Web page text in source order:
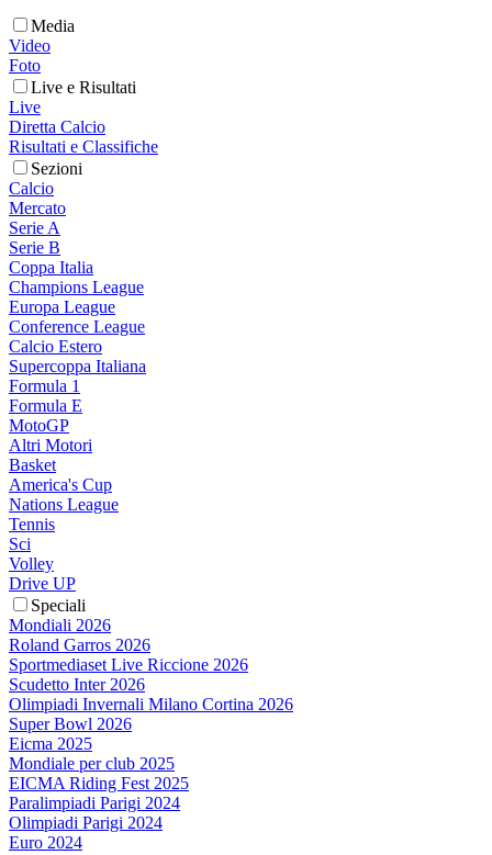
Media
Video
Foto
Live e Risultati
Live
Diretta Calcio
Risultati e Classifiche
Sezioni
Calcio
Mercato
Serie A
Serie B
Coppa Italia
Champions League
Europa League
Conference League
Calcio Estero
Supercoppa Italiana
Formula 1
Formula E
MotoGP
Altri Motori
Basket
America's Cup
Nations League
Tennis
Sci
Volley
Drive UP
Speciali
Mondiali 2026
Roland Garros 2026
Sportmediaset Live Riccione 2026
Scudetto Inter 2026
Olimpiadi Invernali Milano Cortina 2026
Super Bowl 2026
Eicma 2025
Mondiale per club 2025
EICMA Riding Fest 2025
Paralimpiadi Parigi 2024
Olimpiadi Parigi 2024
Euro 2024